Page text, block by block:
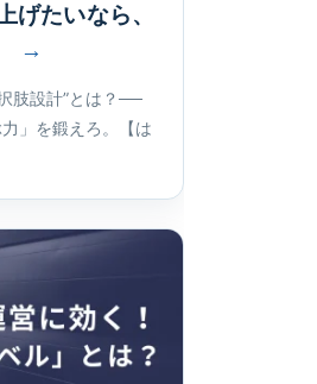
げたいなら、
肢設計”とは？──
」を鍛えろ。【は